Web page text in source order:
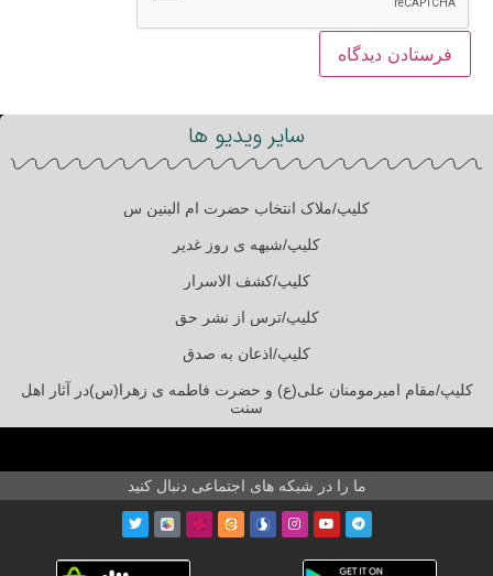
سایر ویدیو ها
کلیپ/ملاک انتخاب حضرت ام البنین س
کلیپ/شبهه ی روز غدیر
کلیپ/کشف الاسرار
کلیپ/ترس از نشر حق
کلیپ/اذعان به صدق
کلیپ/مقام امیرمومنان علی(ع) و حضرت فاطمه ی زهرا(س)در آثار اهل
سنت
ما را در شبکه های اجتماعی دنبال کنید